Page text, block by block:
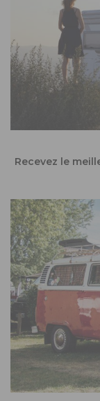
Recevez le